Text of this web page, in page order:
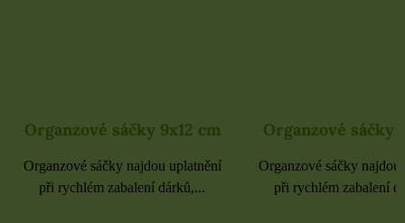
Organzové sáčky 9x12 cm
Organzové sáčky najdou uplatnění
při rychlém zabalení dárků,...
Organzové sáčky
Organzové sáčky najdou
při rychlém zabalení